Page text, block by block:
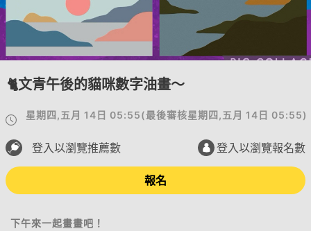
🐈文青午後的貓咪數字油畫～
星期四,五月 14日 05:55(最後審核星期四,五月 14日 05:55)
登入以瀏覽推薦數 登入以瀏覽報名數
報名
下午來一起畫畫吧！